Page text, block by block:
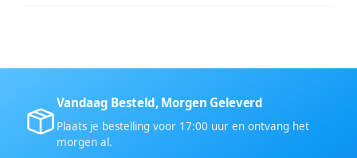
Vandaag Besteld, Morgen Geleverd
Plaats je bestelling voor 17:00 uur en ontvang het
morgen al.